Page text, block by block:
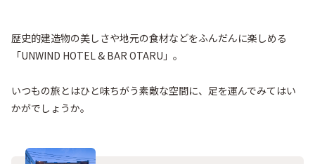
歴史的建造物の美しさや地元の食材などをふんだんに楽しめる
「UNWIND HOTEL & BAR OTARU」。
いつもの旅とはひと味ちがう素敵な空間に、足を運んでみてはい
かがでしょうか。